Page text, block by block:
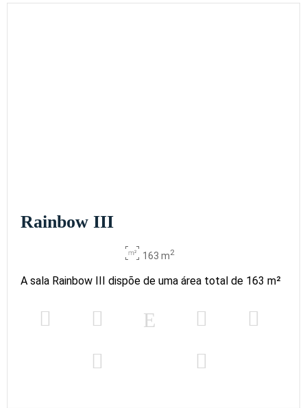
Rainbow III
163 m2
A sala Rainbow III dispõe de uma área total de 163 m²